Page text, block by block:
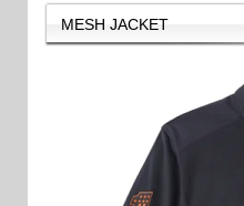
MESH JACKET